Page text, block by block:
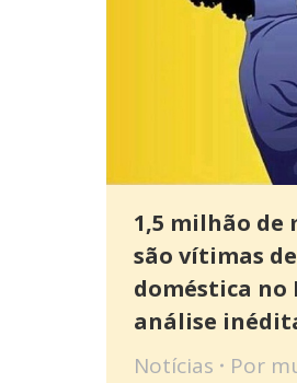
1,5 milhão de
são vítimas
doméstica no
análise
Notícias Por